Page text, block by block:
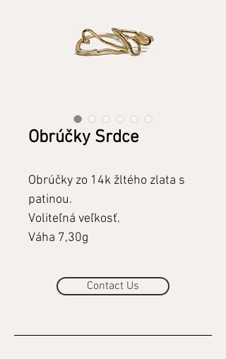
Obrúčky Srdce
Obrúčky zo 14k žltého zlata s
patinou.
Voliteľná veľkosť.
Váha 7,30g
Contact Us